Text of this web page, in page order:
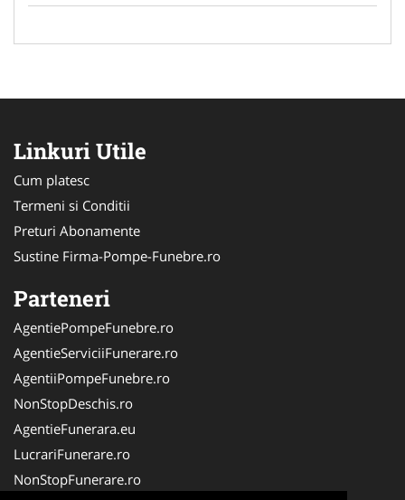
Linkuri Utile
Cum platesc
Termeni si Conditii
Preturi Abonamente
Sustine Firma-Pompe-Funebre.ro
Parteneri
AgentiePompeFunebre.ro
AgentieServiciiFunerare.ro
AgentiiPompeFunebre.ro
NonStopDeschis.ro
AgentieFunerara.eu
LucrariFunerare.ro
NonStopFunerare.ro